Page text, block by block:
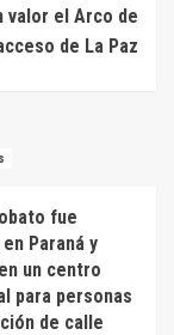
valor el Arco de
de La Paz
fue
Paraná y
un centro
para personas
de calle